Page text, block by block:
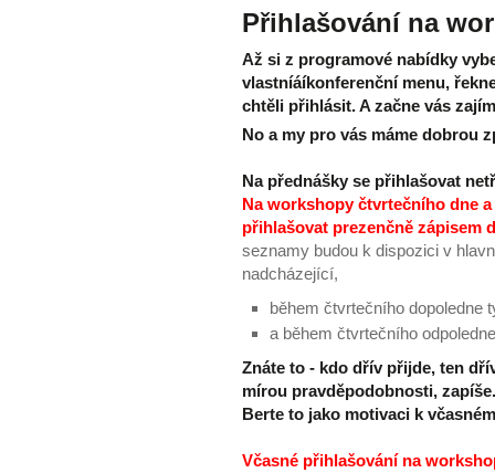
Přihlašování na
Až si z programové nabídky
vlastníáíkonferenční menu,
chtěli přihlásit. A začne vás
No a my pro vás máme dobrou
Na přednášky se přihlašovat
Na workshopy čtvrtečního dne
přihlašovat prezenčně zápisem
seznamy budou k dispozici v
nadcházející,
během čtvrtečního dopoledne
a během čtvrtečního
Znáte to - kdo dřív přijde, ten
mírou pravděpodobnosti, zapíše.
Berte to jako motivaci k
Včasné přihlašování na